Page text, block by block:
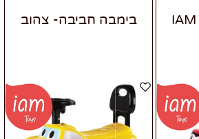
בימבה חביבה- צהוב